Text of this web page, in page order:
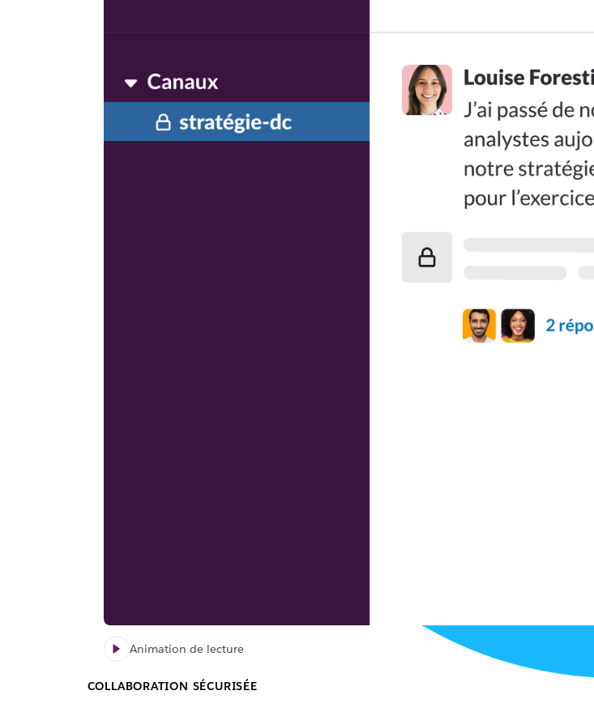
Animation de lecture
COLLABORATION SÉCURISÉE